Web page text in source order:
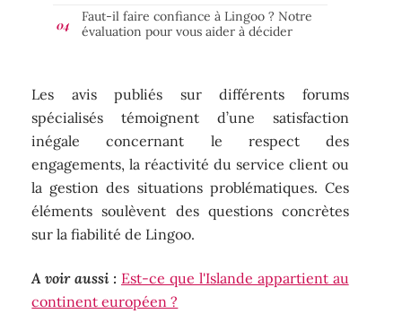
Faut-il faire confiance à Lingoo ? Notre
évaluation pour vous aider à décider
Les avis publiés sur différents forums
spécialisés témoignent d’une satisfaction
inégale concernant le respect des
engagements, la réactivité du service client ou
la gestion des situations problématiques. Ces
éléments soulèvent des questions concrètes
sur la fiabilité de Lingoo.
A voir aussi : Est-ce que l'Islande appartient au
continent européen ?